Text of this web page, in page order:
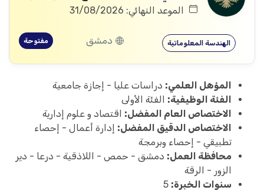
الموعد النهائي: 31/08/2026
الهندسة المعلوماتية دمشق مفتوحة
المؤهل العلمي: دراسات عليا - إجازة جامعية
الفئة الوظيفية: الفئة الأولى
الاختصاص العام المفضل: اقتصاد و علوم إدارية
الاختصاص الدقيق المفضل: إدارة أعمال - إحصاء
تطبيقي - إحصاء وبرمجة
محافظة العمل: دمشق - حمص - اللاذقية - درعا - دير
الزور - الرقة
سنوات الخبرة: